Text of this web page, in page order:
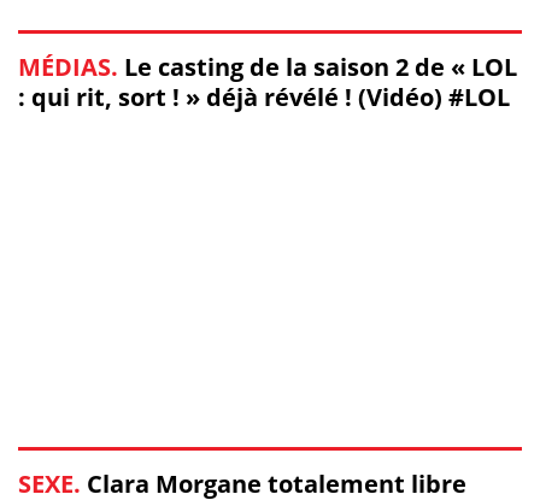
MÉDIAS. Le casting de la saison 2 de « LOL
: qui rit, sort ! » déjà révélé ! (Vidéo) #LOL
SEXE. Clara Morgane totalement libre